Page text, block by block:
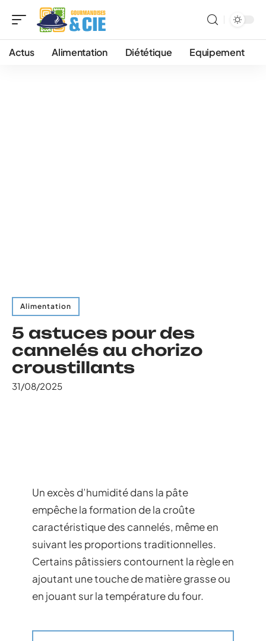
Actus Alimentation Diététique Equipement
Alimentation
5 astuces pour des
cannelés au chorizo
croustillants
31/08/2025
Un excès d’humidité dans la pâte
empêche la formation de la croûte
caractéristique des cannelés, même en
suivant les proportions traditionnelles.
Certains pâtissiers contournent la règle en
ajoutant une touche de matière grasse ou
en jouant sur la température du four.